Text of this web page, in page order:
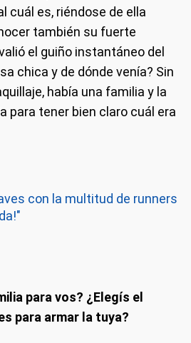
cuál es, riéndose de ella
también su fuerte
el guiño instantáneo del
chica y de dónde venía? Sin
había una familia y la
para tener bien claro cuál era
con la multitud de runners
para vos? ¿Elegís el
para armar la tuya?